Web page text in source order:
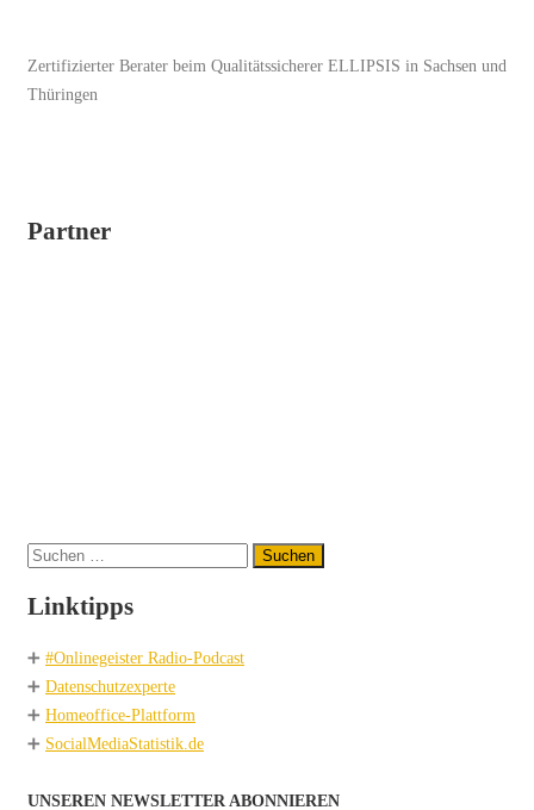
Zertifizierter Berater beim Qualitätssicherer ELLIPSIS in Sachsen und
Thüringen
Partner
Suchen
Linktipps
➕ #Onlinegeister Radio-Podcast
➕ Datenschutzexperte
➕ Homeoffice-Plattform
➕ SocialMediaStatistik.de
UNSEREN NEWSLETTER ABONNIEREN